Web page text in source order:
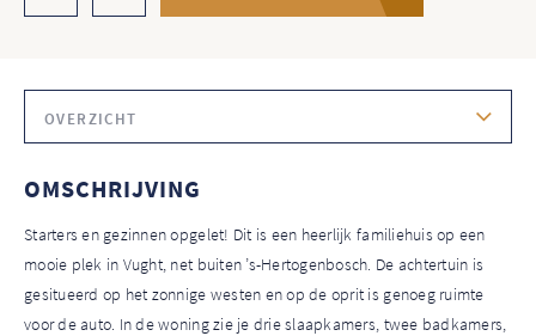
OVERZICHT
OMSCHRIJVING
Starters en gezinnen opgelet! Dit is een heerlijk familiehuis op een
mooie plek in Vught, net buiten ’s-Hertogenbosch. De achtertuin is
gesitueerd op het zonnige westen en op de oprit is genoeg ruimte
voor de auto. In de woning zie je drie slaapkamers, twee badkamers,